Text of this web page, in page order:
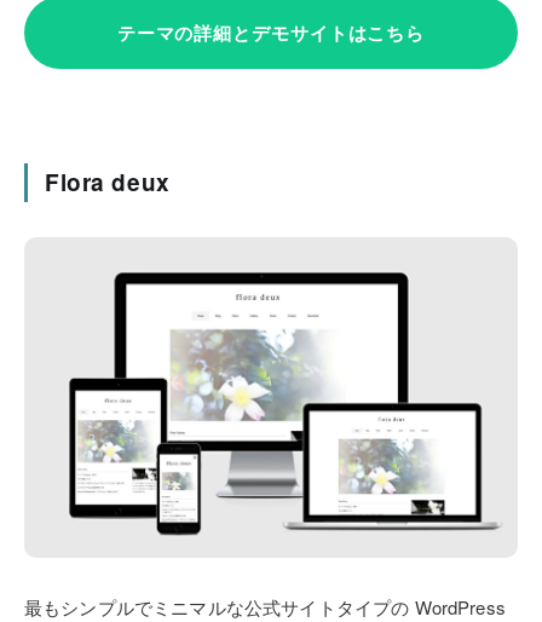
テーマの詳細とデモサイトはこちら
Flora deux
最もシンプルでミニマルな公式サイトタイプの WordPress